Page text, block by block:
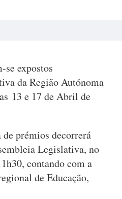
se expostos
da Região Autónoma
13 e 17 de Abril de
prémios decorrerá
Legislativa, no
contando com a
de Educação,